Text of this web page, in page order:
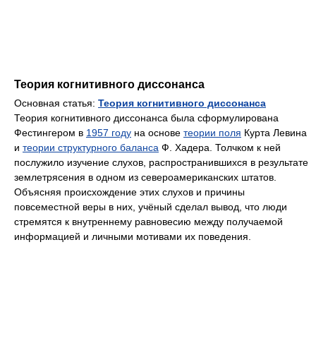
Теория когнитивного диссонанса
Основная статья: Теория когнитивного диссонанса
Теория когнитивного диссонанса была сформулирована
Фестингером в 1957 году на основе теории поля Курта Левина
и теории структурного баланса Ф. Хадера. Толчком к ней
послужило изучение слухов, распространившихся в результате
землетрясения в одном из североамериканских штатов.
Объясняя происхождение этих слухов и причины
повсеместной веры в них, учёный сделал вывод, что люди
стремятся к внутреннему равновесию между получаемой
информацией и личными мотивами их поведения.